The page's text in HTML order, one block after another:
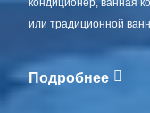
кондиционер, ванная
или традиционной
Подробнее